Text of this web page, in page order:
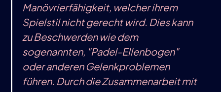
Manövrierfähigkeit, welcher ihrem
Spielstil nicht gerecht wird. Dies kann
zu Beschwerden wie dem
sogenannten‚ "Padel-Ellenbogen"
oder anderen Gelenkproblemen
führen. Durch die Zusammenarbeit mit